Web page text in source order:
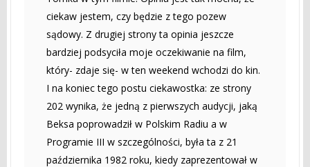
ciekaw jestem, czy będzie z tego pozew
sądowy. Z drugiej strony ta opinia jeszcze
bardziej podsyciła moje oczekiwanie na film,
który- zdaje się- w ten weekend wchodzi do kin.
I na koniec tego postu ciekawostka: ze strony
202 wynika, że jedną z pierwszych audycji, jaką
Beksa poprowadził w Polskim Radiu a w
Programie III w szczególności, była ta z 21
października 1982 roku, kiedy zaprezentował w